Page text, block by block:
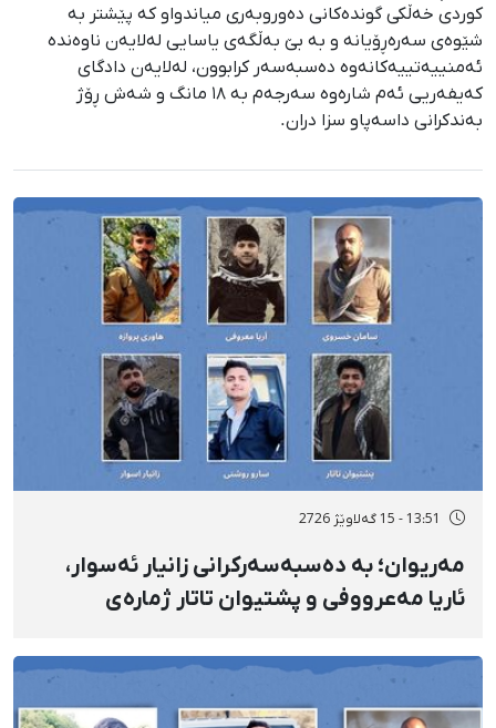
کوردی خەڵکی گوندەکانی دەوروبەری میاندواو کە پێشتر بە
شێوەی سەرەڕۆیانە و بە بێ بەڵگەی یاسایی لەلایەن ناوەندە
ئەمنییەتییەکانەوە دەسبەسەر کرابوون، لەلایەن دادگای
کەیفەریی ئەم شارەوە سەرجەم بە ١٨ مانگ و شەش ڕۆژ
بەندکرانی داسەپاو سزا دران.
13:51 - 15 گەلاوێژ 2726
مەریوان؛ بە دەسبەسەرکرانی زانیار ئەسوار،
ئاریا مەعرووفی و پشتیوان تاتار ژمارەی
بۆ شەش کەس زیادی کرد